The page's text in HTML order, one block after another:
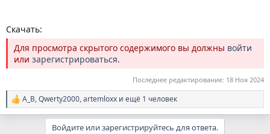
Скачать:
Для просмотра скрытого содержимого вы должны войти
или зарегистрироваться.
Последнее редактирование: 18 Ноя 2024
Р
е
A_B,Qwerty2000,artemloxx и ещё 1 человек
Войдите или зарегистрируйтесь для ответа.